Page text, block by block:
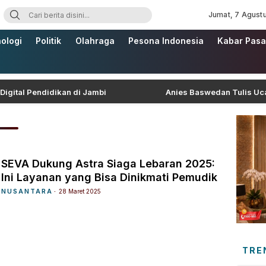
Jumat, 7
Politik Olahraga Pesona Indonesia Kabar
di Jambi Anies Baswedan Tulis Ucapan
SEVA Dukung Astra Siaga Lebaran 2025:
Ini Layanan yang Bisa Dinikmati Pemudik
NUSANTARA 28 Maret 2025